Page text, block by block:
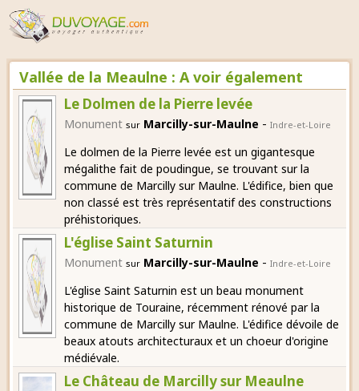
Vallée de la Meaulne : A voir également
Le Dolmen de la Pierre levée
Monument sur Marcilly-sur-Maulne - Indre-et-Loire
Le dolmen de la Pierre levée est un gigantesque
mégalithe fait de poudingue, se trouvant sur la
commune de Marcilly sur Maulne. L'édifice, bien que
non classé est très représentatif des constructions
préhistoriques.
L'église Saint Saturnin
Monument sur Marcilly-sur-Maulne -Indre-et-Loire
L'église Saint Saturnin est un beau monument
historique de Touraine, récemment rénové par la
commune de Marcilly sur Maulne. L'édifice dévoile de
beaux atouts architecturaux et un choeur d'origine
médiévale.
Le Château de Marcilly sur Meaulne